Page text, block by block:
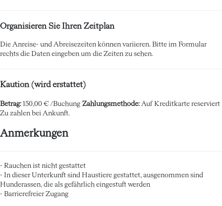
Organisieren Sie Ihren Zeitplan
Die Anreise- und Abreisezeiten können variieren. Bitte im Formular
rechts die Daten eingeben um die Zeiten zu sehen.
Kaution (wird erstattet)
Betrag: 150,00 € /Buchung Zahlungsmethode: Auf Kreditkarte reserviert
Zu zahlen bei Ankunft.
Anmerkungen
- Rauchen ist nicht gestattet
- In dieser Unterkunft sind Haustiere gestattet, ausgenommen sind
Hunderassen, die als gefährlich eingestuft werden
- Barrierefreier Zugang